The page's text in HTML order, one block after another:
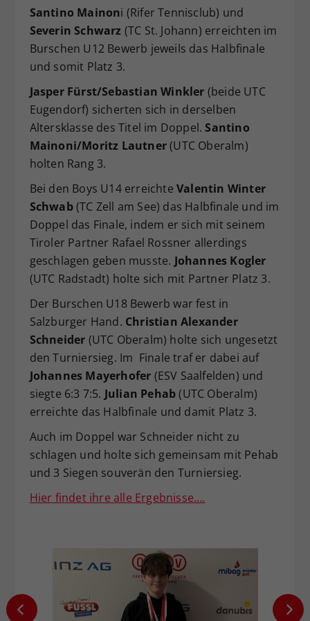
Santino Mainoni (Rifer Tennisclub) und
Severin Schwarz (TC St. Johann) erreichten im
Burschen U12 Bewerb jeweils das Halbfinale
und somit Platz 3.
Jasper Fürst/Sebastian Winkler (beide UTC
Eugendorf) sicherten sich in derselben
Altersklasse des Titel im Doppel.Santino
Mainoni/Moritz Lautner(UTC Oberalm)
holten Rang 3.
Bei den Boys U14 erreichte Valentin Winter
Schwab(TC Zell am See) das Halbfinale und im
Doppel das Finale, indem er sich mit seinem
Tiroler Partner Rafael Rossner allerdings
geschlagen geben musste. Johannes Kogler
(UTC Radstadt) holte sich mit Partner Platz 3.
Der Burschen U18 Bewerb war fest in
Salzburger Hand. Christian Alexander
Schneider (UTC Oberalm) holte sich ungesetzt
den Turniersieg. Im Finale traf er dabei auf
Johannes Mayerhofer (ESV Saalfelden) und
siegte 6:3 7:5. Julian Pehab(UTC Oberalm)
erreichte das Halbfinale und damit Platz 3.
Auch im Doppel war Schneider nicht zu
schlagen und holte sich gemeinsam mit Pehab
und 3 Siegen souverän den Turniersieg.
Hier findet ihre alle Ergebnisse….
Zweck
Dieser Wert speichert Ihre Consent-
Einstellungen. Unter anderem eine
zufällig generierte ID, für die
historische Speicherung Ihrer
Webseiten-Betreiber dies eingestellt
hat.